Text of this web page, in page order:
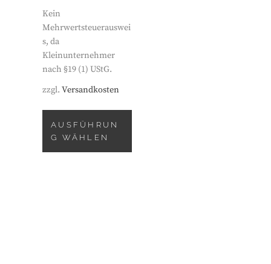
Kein
Mehrwertsteuerauswei
s, da
Kleinunternehmer
nach §19 (1) UStG.
zzgl. Versandkosten
AUSFÜHRUN
G WÄHLEN
Dieses